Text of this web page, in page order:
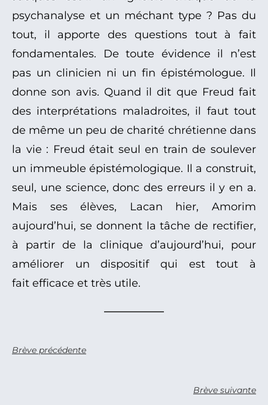
psychanalyse et un méchant type ? Pas du
tout, il apporte des questions tout à fait
fondamentales. De toute évidence il n’est
pas un clinicien ni un fin épistémologue. Il
donne son avis. Quand il dit que Freud fait
des interprétations maladroites, il faut tout
de même un peu de charité chrétienne dans
la vie : Freud était seul en train de soulever
un immeuble épistémologique. Il a construit,
seul, une science, donc des erreurs il y en a.
Mais ses élèves, Lacan hier, Amorim
aujourd’hui, se donnent la tâche de rectifier,
à partir de la clinique d’aujourd’hui, pour
améliorer un dispositif qui est tout à
fait efficace et très utile.
Brève précédente
Brève suivante